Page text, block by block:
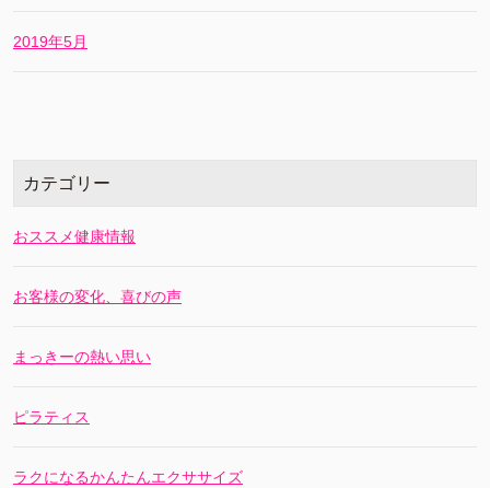
2019年5月
カテゴリー
おススメ健康情報
お客様の変化、喜びの声
まっきーの熱い思い
ピラティス
ラクになるかんたんエクササイズ